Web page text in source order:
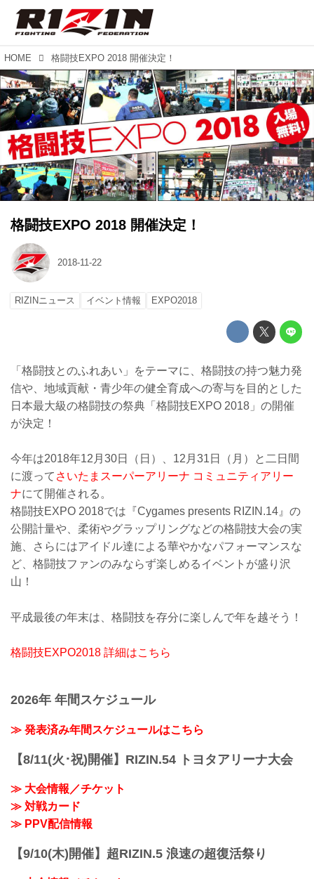
HOME 格闘技EXPO 2018 開催決定！
格闘技EXPO 2018 開催決定！
2018-11-22
RIZINニュース イベント情報 EXPO2018
「格闘技とのふれあい」をテーマに、格闘技の持つ魅力発
信や、地域貢献・青少年の健全育成への寄与を目的とした
日本最大級の格闘技の祭典「格闘技EXPO 2018」の開催
が決定！
今年は2018年12月30日（日）、12月31日（月）と二日間
に渡って さいたまスーパーアリーナ コミュニティアリー
ナにて開催される。
格闘技EXPO 2018では『Cygames presents RIZIN.14』の
公開計量や、柔術やグラップリングなどの格闘技大会の実
施、さらにはアイドル達による華やかなパフォーマンスな
ど、格闘技ファンのみならず楽しめるイベントが盛り沢
山！
平成最後の年末は、格闘技を存分に楽しんで年を越そう！
格闘技EXPO2018 詳細はこちら
2026年 年間スケジュール
≫ 発表済み年間スケジュールはこちら
【8/11(火･祝)開催】RIZIN.54 トヨタアリーナ大会
≫ 大会情報／チケット
≫ 対戦カード
≫ PPV配信情報
【9/10(木)開催】超RIZIN.5 浪速の超復活祭り